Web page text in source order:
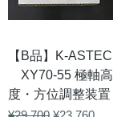
【B品】K-ASTEC
XY70-55 極軸高
度・方位調整装置